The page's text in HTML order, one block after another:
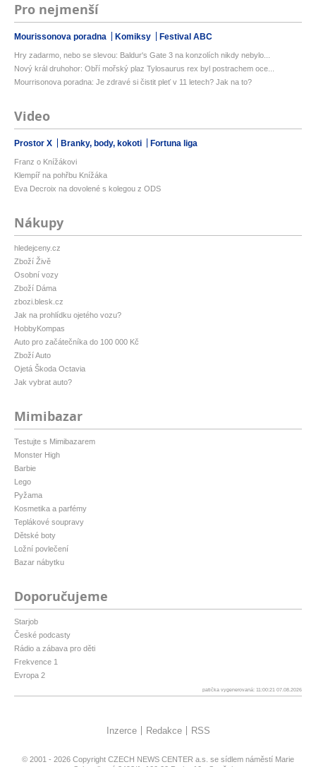
Pro nejmenší
Mourissonova poradna Komiksy Festival ABC
Hry zadarmo, nebo se slevou: Baldur's Gate 3 na konzolích nikdy nebylo...
Nový král druhohor: Obří mořský plaz Tylosaurus rex byl postrachem oce...
Mourrisonova poradna: Je zdravé si čistit pleť v 11 letech? Jak na to?
Video
Prostor X Branky, body, kokoti Fortuna liga
Franz o Knížákovi
Klempíř na pohřbu Knížáka
Eva Decroix na dovolené s kolegou z ODS
Nákupy
hledejceny.cz
Zboží Živě
Osobní vozy
Zboží Dáma
zbozi.blesk.cz
Jak na prohlídku ojetého vozu?
HobbyKompas
Auto pro začátečníka do 100 000 Kč
Zboží Auto
Ojetá Škoda Octavia
Jak vybrat auto?
Mimibazar
Testujte s Mimibazarem
Monster High
Barbie
Lego
Pyžama
Kosmetika a parfémy
Teplákové soupravy
Dětské boty
Ložní povlečení
Bazar nábytku
Doporučujeme
Starjob
České podcasty
Rádio a zábava pro děti
Frekvence 1
Evropa 2
patička vygenerovaná: 11:00:21 07.08.2026
Inzerce Redakce RSS
© 2001 - 2026 Copyright CZECH NEWS CENTER a.s. se sídlem náměstí Marie